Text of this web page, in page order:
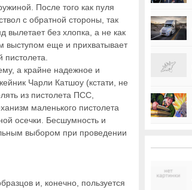
После того как пуля
с обратной стороны, так
вылетает без хлопка, а не как
выступом еще и прихватывает
а крайне надежное и
Чарли Катшоу (кстати, не
из пистолета ПСС,
маленького пистолета
осечки. Бесшумность и
выбором при проведении
и, конечно, пользуется